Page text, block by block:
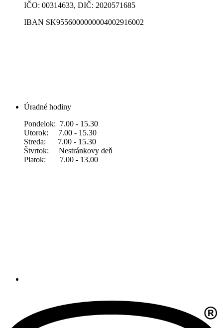
IČO: 00314633, DIČ: 2020571685
IBAN SK9556000000004002916002
Úradné hodiny
Pondelok: 7.00 - 15.30
Utorok: 7.00 - 15.30
Streda: 7.00 - 15.30
Štvrtok: Nestránkovy deň
Piatok: 7.00 - 13.00